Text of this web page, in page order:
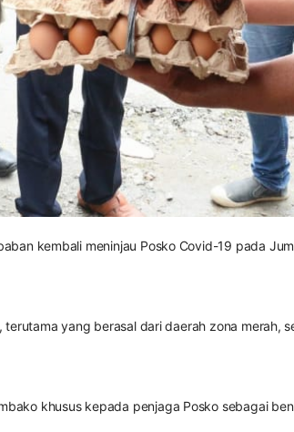
kembali meninjau Posko Covid-19 pada
yang berasal dari daerah zona merah,
khusus kepada penjaga Posko sebagai